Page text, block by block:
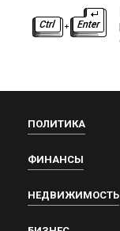
ПОЛИТИКА
ФИНАНСЫ
НЕДВИЖИМОСТЬ